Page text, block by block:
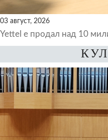
03 август, 2026
Yettel е продал над 10